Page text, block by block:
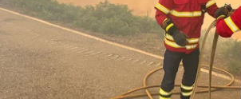
dias ou semanas para controlar o
dois mil operacionais estão no
às chamas.